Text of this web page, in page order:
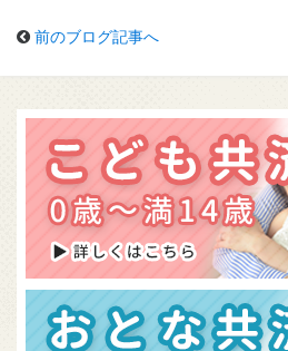
前のブログ記事へ